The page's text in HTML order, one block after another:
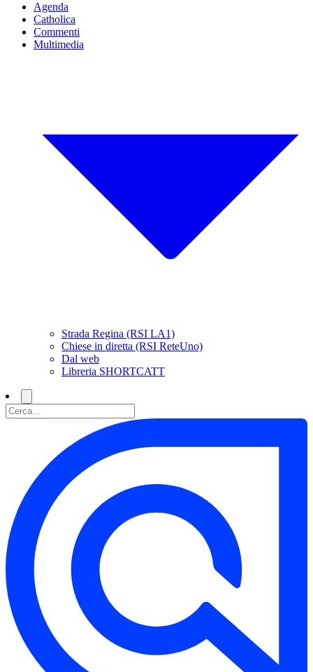
Agenda
Catholica
Commenti
Multimedia
Strada Regina (RSI LA1)
Chiese in diretta (RSI ReteUno)
Dal web
Libreria SHORTCATT